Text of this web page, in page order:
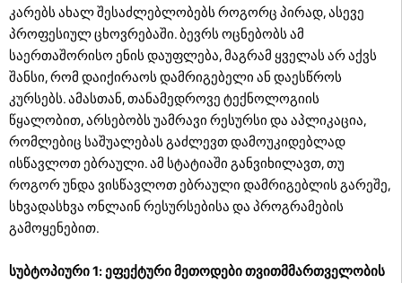
კარებს ახალ შესაძლებლობებს როგორც პირად, ასევე
პროფესიულ ცხოვრებაში. ბევრს ოცნებობს ამ
საერთაშორისო ენის დაუფლება, მაგრამ ყველას არ აქვს
შანსი, რომ დაიქირაოს დამრიგებელი ან დაესწროს
კურსებს. ამასთან, თანამედროვე ტექნოლოგიის
წყალობით, არსებობს უამრავი რესურსი და აპლიკაცია,
რომლებიც საშუალებას გაძლევთ დამოუკიდებლად
ისწავლოთ ებრაული. ამ სტატიაში განვიხილავთ, თუ
როგორ უნდა ვისწავლოთ ებრაული დამრიგებლის გარეშე,
სხვადასხვა ონლაინ რესურსებისა და პროგრამების
გამოყენებით.
სუბტოპიური 1: ეფექტური მეთოდები თვითმმართველობის